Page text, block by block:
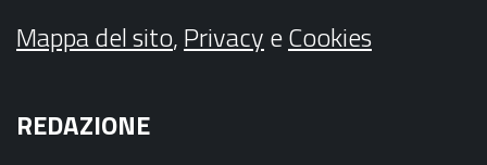
Mappa del sito,PrivacyeCookies
REDAZIONE